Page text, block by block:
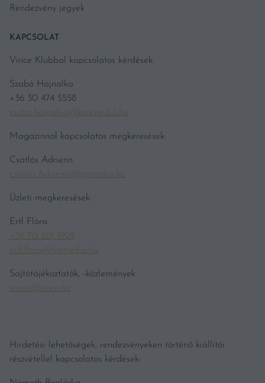
Rendezvény jegyek
KAPCSOLAT
Vince Klubbal kapcsolatos kérdések:
Szabó Hajnalka
+36 30 474 5558
szabo.hajnalka@kodmedia.hu
Magazinnal kapcsolatos megkeresések:
Csatlós Adrienn
csatlos.Adrienn@hgmedia.hu
Üzleti megkeresések:
Ertl Flóra
+36 70 601 1929
ertl.flora@hgmedia.hu
Sajtótájékoztatók, -közlemények
vince@vince.hu
Hirdetési lehetőségek, rendezvényeken történő kiállítói
részvétellel kapcsolatos kérdések: